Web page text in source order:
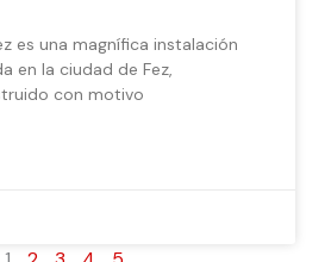
es una magnífica instalación
en la ciudad de Fez,
con motivo